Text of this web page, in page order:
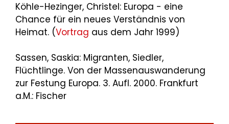
Köhle-Hezinger, Christel: Europa - eine
Chance für ein neues Verständnis von
Heimat. (Vortrag aus dem Jahr 1999)
Sassen, Saskia: Migranten, Siedler,
Flüchtlinge. Von der Massenauswanderung
zur Festung Europa. 3. Aufl. 2000. Frankfurt
a.M.: Fischer